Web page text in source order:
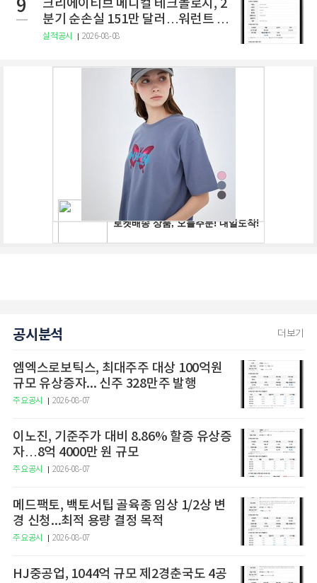
9
크리에이티브 메디컬 테크놀로지, 2
분기 순손실 151만 달러…워런트 행
사로 446만 달러 조달
실적공시 2026-08-08
공시분석 더보기
엠엑스로보틱스, 최대주주 대상 100억원
규모 유상증자... 신주 328만주 발행
주요공시 2026-08-07
이노진, 기준주가 대비 8.86% 할증 유상증
자…8억 4000만 원 규모
주요공시 2026-08-07
메드팩토, 백토서팁 골육종 임상 1/2상 변
경 신청...최적 용량 결정 목적
주요공시 2026-08-07
HJ중공업, 1044억 규모 제2경춘국도 4공